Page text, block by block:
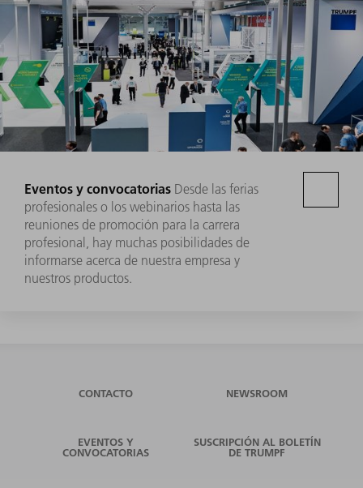
Eventos y convocatorias Desde las ferias
profesionales o los webinarios hasta las
reuniones de promoción para la carrera
profesional, hay muchas posibilidades de
informarse acerca de nuestra empresa y
nuestros productos.
CONTACTO NEWSROOM
EVENTOS Y
CONVOCATORIAS
SUSCRIPCIÓN AL BOLETÍN
DE TRUMPF